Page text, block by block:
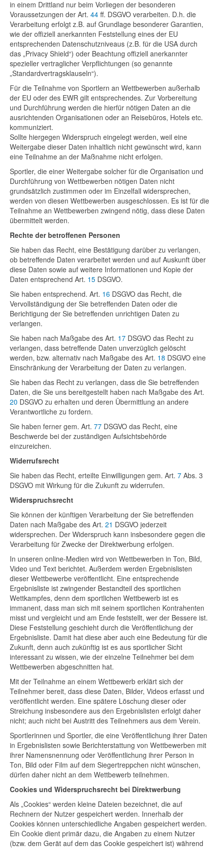
in einem Drittland nur beim Vorliegen der besonderen
Voraussetzungen der Art. 44 ff. DSGVO verarbeiten. D.h. die
Verarbeitung erfolgt z.B. auf Grundlage besonderer Garantien,
wie der offiziell anerkannten Feststellung eines der EU
entsprechenden Datenschutzniveaus (z.B. für die USA durch
das „Privacy Shield“) oder Beachtung offiziell anerkannter
spezieller vertraglicher Verpflichtungen (so genannte
„Standardvertragsklauseln“).
Für die Teilnahme von Sportlern an Wettbewerben außerhalb
der EU oder des EWR gilt entsprechendes. Zur Vorbereitung
und Durchführung werden die hierfür nötigen Daten an die
ausrichtenden Organisationen oder an Reisebüros, Hotels etc.
kommuniziert.
Sollte hiergegen Widerspruch eingelegt werden, weil eine
Weitergabe dieser Daten inhaltlich nicht gewünscht wird, kann
eine Teilnahme an der Maßnahme nicht erfolgen.
Sportler, die einer Weitergabe solcher für die Organisation und
Durchführung von Wettbewerben nötigen Daten nicht
grundsätzlich zustimmen oder im Einzelfall widersprechen,
werden von diesen Wettbewerben ausgeschlossen. Es ist für die
Teilnahme an Wettbewerben zwingend nötig, dass diese Daten
übermittelt werden.
Rechte der betroffenen Personen
Sie haben das Recht, eine Bestätigung darüber zu verlangen,
ob betreffende Daten verarbeitet werden und auf Auskunft über
diese Daten sowie auf weitere Informationen und Kopie der
Daten entsprechend Art. 15 DSGVO.
Sie haben entsprechend. Art. 16 DSGVO das Recht, die
Vervollständigung der Sie betreffenden Daten oder die
Berichtigung der Sie betreffenden unrichtigen Daten zu
verlangen.
Sie haben nach Maßgabe des Art. 17 DSGVO das Recht zu
verlangen, dass betreffende Daten unverzüglich gelöscht
werden, bzw. alternativ nach Maßgabe des Art. 18 DSGVO eine
Einschränkung der Verarbeitung der Daten zu verlangen.
Sie haben das Recht zu verlangen, dass die Sie betreffenden
Daten, die Sie uns bereitgestellt haben nach Maßgabe des Art.
20 DSGVO zu erhalten und deren Übermittlung an andere
Verantwortliche zu fordern.
Sie haben ferner gem. Art. 77 DSGVO das Recht, eine
Beschwerde bei der zuständigen Aufsichtsbehörde
einzureichen.
Widerrufsrecht
Sie haben das Recht, erteilte Einwilligungen gem. Art. 7 Abs. 3
DSGVO mit Wirkung für die Zukunft zu widerrufen.
Widerspruchsrecht
Sie können der künftigen Verarbeitung der Sie betreffenden
Daten nach Maßgabe des Art. 21 DSGVO jederzeit
widersprechen. Der Widerspruch kann insbesondere gegen die
Verarbeitung für Zwecke der Direktwerbung erfolgen.
In unseren online-Medien wird von Wettbewerben in Ton, Bild,
Video und Text berichtet. Außerdem werden Ergebnislisten
dieser Wettbewerbe veröffentlicht. Eine entsprechende
Ergebnisliste ist zwingender Bestandteil des sportlichen
Wettkampfes, denn dem sportlichen Wettbewerb ist es
immanent, dass man sich mit seinem sportlichen Kontrahenten
misst und vergleicht und am Ende feststellt, wer der Bessere ist.
Diese Feststellung geschieht durch die Veröffentlichung der
Ergebnisliste. Damit hat diese aber auch eine Bedeutung für die
Zukunft, denn auch zukünftig ist es aus sportlicher Sicht
interessant zu wissen, wie der einzelne Teilnehmer bei dem
Wettbewerben abgeschnitten hat.
Mit der Teilnahme an einem Wettbewerb erklärt sich der
Teilnehmer bereit, dass diese Daten, Bilder, Videos erfasst und
veröffentlicht werden. Eine spätere Löschung dieser oder
Streichung insbesondere aus den Ergebnislisten erfolgt daher
nicht; auch nicht bei Austritt des Teilnehmers aus dem Verein.
Sportlerinnen und Sportler, die eine Veröffentlichung ihrer Daten
in Ergebnislisten sowie Berichterstattung von Wettbewerben mit
ihrer Namensnennung oder Veröffentlichung ihrer Person in
Ton, Bild oder Film auf dem Siegertreppchen nicht wünschen,
dürfen daher nicht an dem Wettbewerb teilnehmen.
Cookies und Widerspruchsrecht bei Direktwerbung
Als „Cookies“ werden kleine Dateien bezeichnet, die auf
Rechnern der Nutzer gespeichert werden. Innerhalb der
Cookies können unterschiedliche Angaben gespeichert werden.
Ein Cookie dient primär dazu, die Angaben zu einem Nutzer
(bzw. dem Gerät auf dem das Cookie gespeichert ist) während